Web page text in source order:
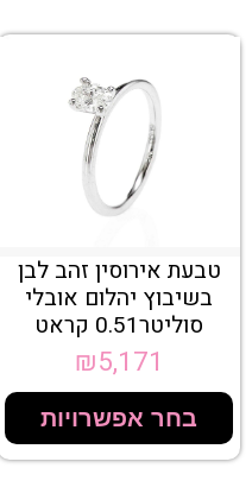
טבעת אירוסין זהב לבן
בשיבוץ יהלום אובלי
סוליטר0.51 קראט
₪5,171
בחר אפשרויות